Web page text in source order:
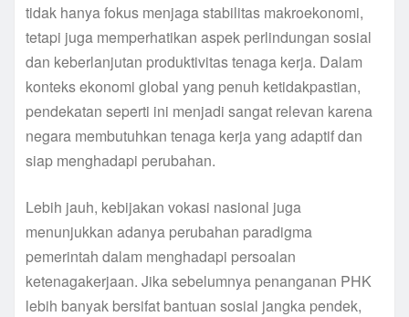
tidak hanya fokus menjaga stabilitas makroekonomi,
tetapi juga memperhatikan aspek perlindungan sosial
dan keberlanjutan produktivitas tenaga kerja. Dalam
konteks ekonomi global yang penuh ketidakpastian,
pendekatan seperti ini menjadi sangat relevan karena
negara membutuhkan tenaga kerja yang adaptif dan
siap menghadapi perubahan.
Lebih jauh, kebijakan vokasi nasional juga
menunjukkan adanya perubahan paradigma
pemerintah dalam menghadapi persoalan
ketenagakerjaan. Jika sebelumnya penanganan PHK
lebih banyak bersifat bantuan sosial jangka pendek,